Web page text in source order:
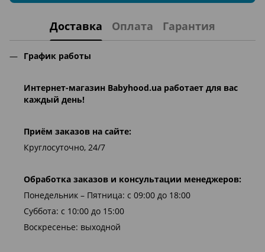
Доставка Оплата Гарантия
График работы
Интернет-магазин Babyhood.ua работает для вас
каждый день!
Приём заказов на сайте:
Круглосуточно, 24/7
Обработка заказов и консультации менеджеров:
Понедельник – Пятница: с 09:00 до 18:00
Суббота: с 10:00 до 15:00
Воскресенье: выходной